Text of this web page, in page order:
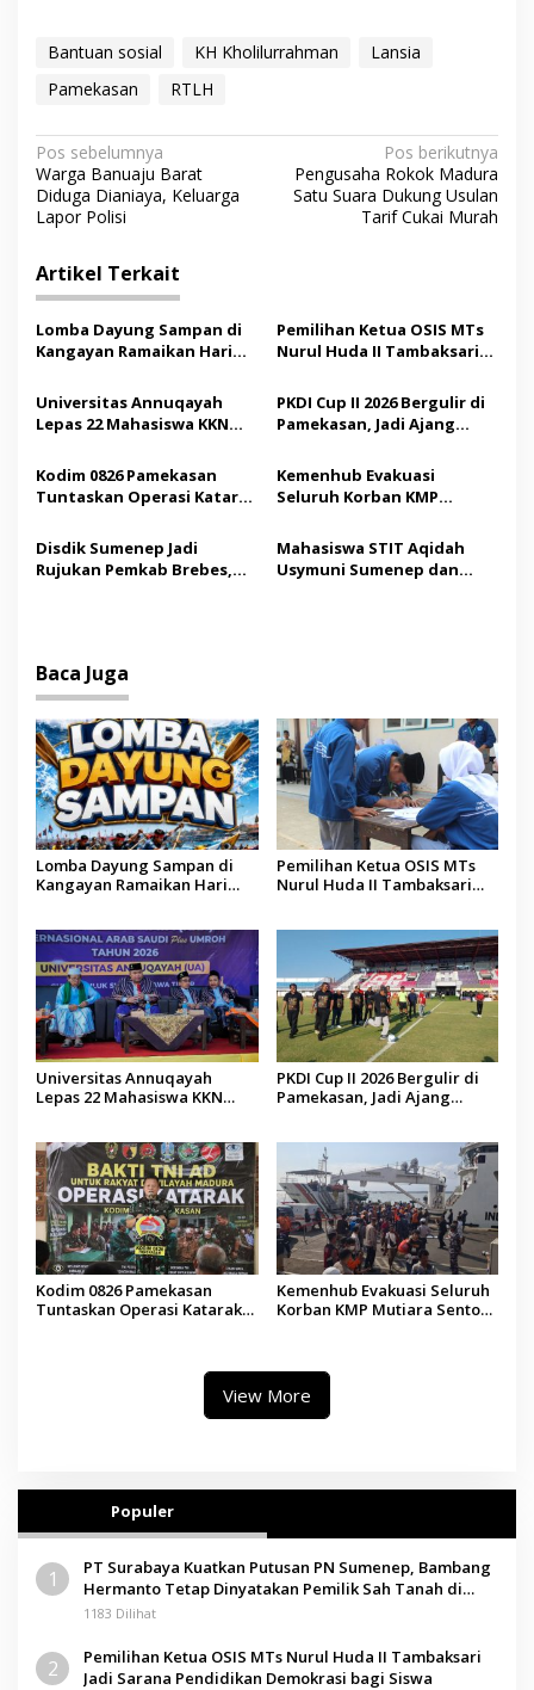
Bantuan sosial KH Kholilurrahman
Lansia
Pamekasan
RTLH
N
a
v
i
g
a
s
i
p
o
s
Pos sebelumnya
Warga Banuaju Barat
Diduga Dianiaya, Keluarga
Lapor Polisi
Pos berikutnya
Pengusaha Rokok Madura
Satu Suara Dukung Usulan
Tarif Cukai Murah
Artikel Terkait
Lomba Dayung Sampan di
Kangayan Ramaikan Hari
Sumenep
Pemilihan Ketua OSIS MTs
Nurul Huda II Tambaksari
Demokrasi bagi Siswa
Universitas Annuqayah
Lepas 22 Mahasiswa KKN
Saudi
PKDI Cup II 2026 Bergulir di
Pamekasan, Jadi Ajang
Madura
Kodim 0826 Pamekasan
Tuntaskan Operasi Katarak
Tindakan Medis
Kemenhub Evakuasi
Seluruh Korban KMP
Operator Diaudit
Disdik Sumenep Jadi
Rujukan Pemkab Brebes,
Mahasiswa STIT Aqidah
Usymuni Sumenep dan
Baca Juga
Lomba Dayung Sampan di
Kangayan Ramaikan Hari
Pemilihan Ketua OSIS MTs
Nurul Huda II Tambaksari
Universitas Annuqayah
Lepas 22 Mahasiswa KKN
PKDI Cup II 2026 Bergulir di
Pamekasan, Jadi Ajang
Kodim 0826 Pamekasan
Tuntaskan Operasi Katarak
Kemenhub Evakuasi Seluruh
Korban KMP Mutiara Sentosa
View More
Populer
1
PT Surabaya Kuatkan Putusan PN Sumenep, Bambang
Hermanto Tetap Dinyatakan Pemilik Sah Tanah di
Pamolokan
1183 Dilihat
2
Pemilihan Ketua OSIS MTs Nurul Huda II Tambaksari
Jadi Sarana Pendidikan Demokrasi bagi Siswa